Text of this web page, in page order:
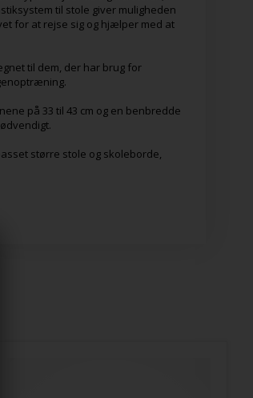
til stole giver muligheden
for at rejse sig og hjælper med at
til dem, der har brug for
på 33 til 43 cm og en benbredde
større stole og skoleborde,